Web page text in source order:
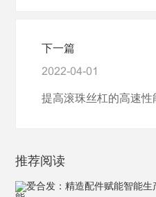
下一篇
2022-04-01
提高滚珠丝杠的高速性
推荐阅读